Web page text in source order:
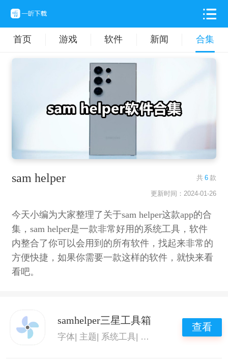
首页 游戏 软件 新闻 合集
sam helper 共 6 款
更新时间：2024-01-26
今天小编为大家整理了关于sam helper这款app的合
集，sam helper是一款非常好用的系统工具，软件
内整合了你可以会用到的所有软件，找起来非常的
方便快捷，如果你需要一款这样的软件，就快来看
看吧。
samhelper三星工具箱
字体| 主题| 系统工具| sam helper
查看